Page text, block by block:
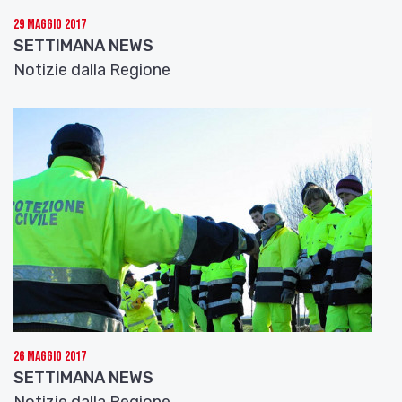
stanziamento, approvato dalla Giunta regionale
nell’ultima seduta, concede ai Comuni e alle Unioni
la possibilità di ristrutturare le case popolari o per il
contenimento energetico, fino a un massimo di
alla graduatoria approvata nel 2015.In Emilia-
Romagna il patrimonio di edilizia residenziale
pubblica (Erp), gestito perlopiù dalle Acer,
comprende oltre
, il 97% dei quali di
proprietà dei Comuni. Le case occupate sono
51mila
(92% del totale) e2mila(3,6%) quelle
pronte per essere assegnate perché non
necessitano di alcun intervento di ristrutturazione.
per Montegallo (Ap) il comune marchigiano situato
a pochi chilometri dall’epicentro del sisma del 24
29 Maggio 2017
SETTIMANA NEWS
Notizie dalla Regione
26 Maggio 2017
SETTIMANA NEWS